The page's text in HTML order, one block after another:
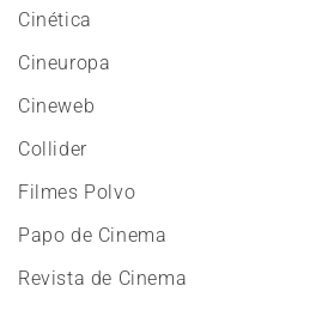
Cinética
Cineuropa
Cineweb
Collider
Filmes Polvo
Papo de Cinema
Revista de Cinema